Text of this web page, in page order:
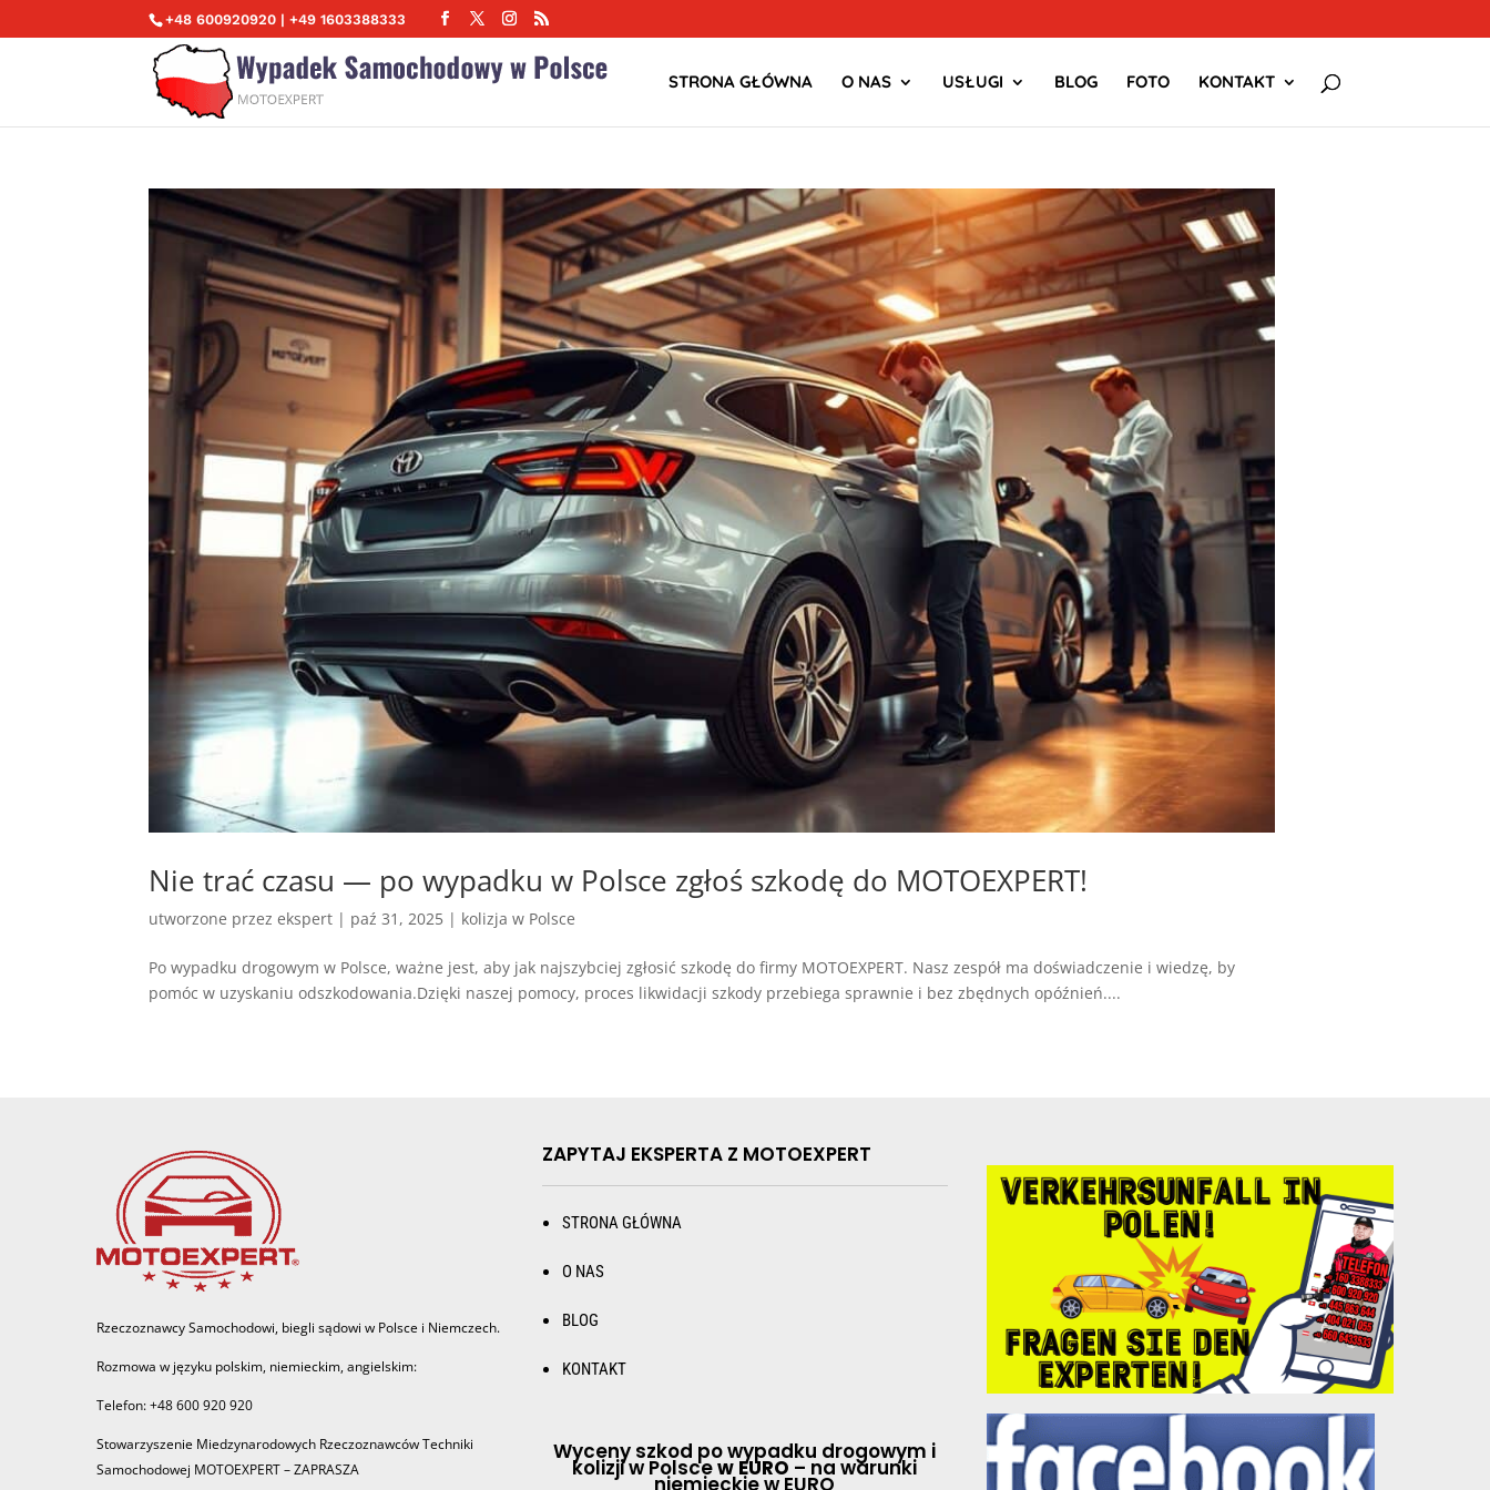
+48 600920920 | +49 1603388333
STRONA GŁÓWNA O NAS USŁUGI BLOG FOTO KONTAKT
Nie trać czasu — po wypadku w Polsce zgłoś szkodę do MOTOEXPERT!
utworzone przezekspert | paź 31, 2025 | kolizja w Polsce
Po wypadku drogowym w Polsce, ważne jest, aby jak najszybciej zgłosić szkodę do firmy MOTOEXPERT. Nasz zespół ma doświadczenie i wiedzę, by
pomóc w uzyskaniu odszkodowania.Dzięki naszej pomocy, proces likwidacji szkody przebiega sprawnie i bez zbędnych opóźnień....
Rzeczoznawcy Samochodowi, biegli sądowi w Polsce i Niemczech.
Rozmowa w języku polskim, niemieckim, angielskim:
Telefon: +48 600 920 920
Stowarzyszenie Miedzynarodowych Rzeczoznawców Techniki
Samochodowej MOTOEXPERT – ZAPRASZA
ZAPYTAJ EKSPERTA Z MOTOEXPERT
STRONA GŁÓWNA
O NAS
BLOG
KONTAKT
Wyceny szkod po wypadku drogowym i
kolizji w Polscew EURO – na warunki